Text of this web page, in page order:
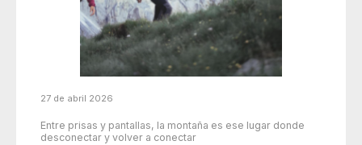
27 de abril 2026
Entre prisas y pantallas, la montaña es ese lugar donde
desconectar y volver a conectar